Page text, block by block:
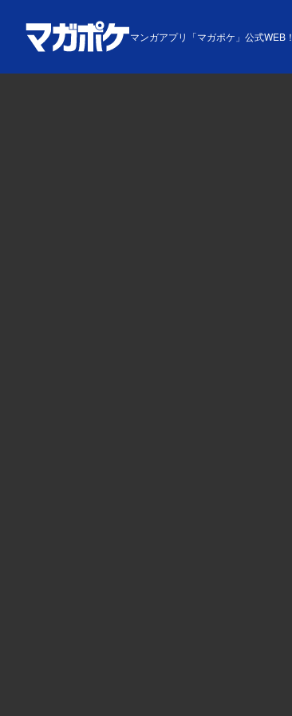
マンガアプリ「マガポケ」公式WEB！